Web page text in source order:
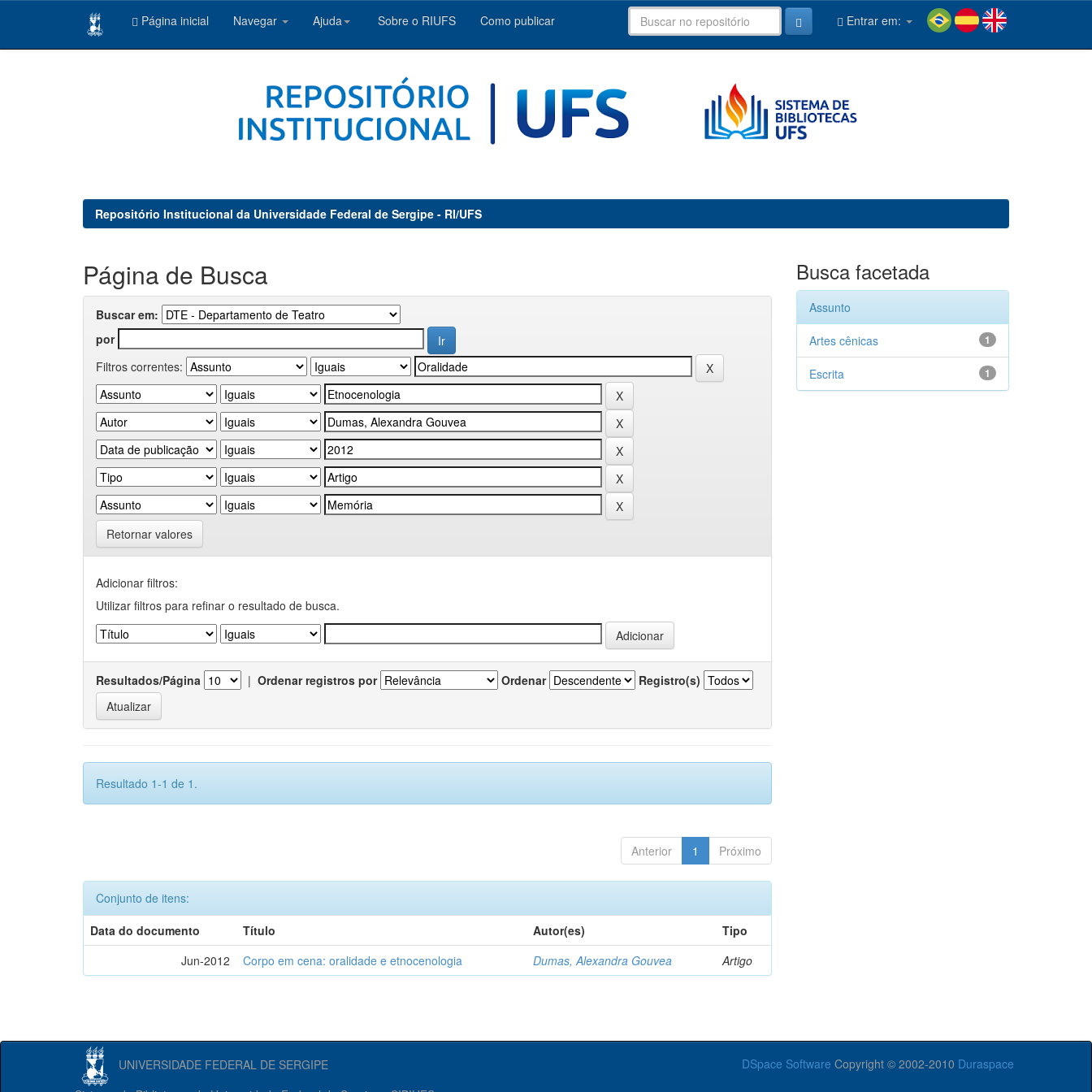
Página inicial Navegar Ajuda Sobre o RIUFS Como publicar Entrar em:
Repositório Institucional da Universidade Federal de Sergipe - RI/UFS
Página de Busca
Buscar em:
por
Filtros correntes:
Retornar valores
Adicionar filtros:
Utilizar filtros para refinar o resultado de busca.
Resultados/Página | Ordenar registros por Ordenar Registro(s)
Resultado 1-1 de 1.
Anterior 1 Próximo
Conjunto de itens:
Data do documento
Título Autor(es)
Tipo
Jun-2012
Corpo em cena: oralidade e etnocenologia Dumas, Alexandra Gouvea Artigo
Busca facetada
Assunto
1
Artes cênicas
1
Escrita
UNIVERSIDADE FEDERAL DE SERGIPE DSpace Software Copyright © 2002-2010 Duraspace